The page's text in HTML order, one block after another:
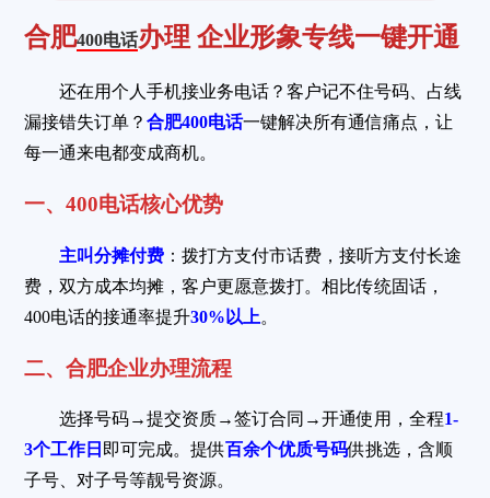
合肥400电话办理 企业形象专线一键开通
还在用个人手机接业务电话？客户记不住号码、占线
漏接错失订单？合肥400电话一键解决所有通信痛点，让
每一通来电都变成商机。
一、400电话核心优势
主叫分摊付费 ：拨打方支付市话费，接听方支付长途
费，双方成本均摊，客户更愿意拨打。相比传统固话，
400电话的接通率提升30%以上。
二、合肥企业办理流程
选择号码→提交资质→签订合同→开通使用，全程1-
3个工作日 即可完成。提供百余个优质号码供挑选，含顺
子号、对子号等靓号资源。